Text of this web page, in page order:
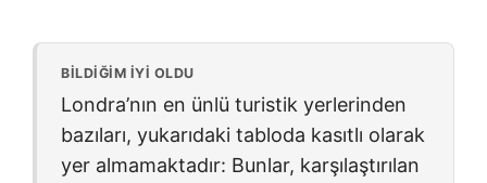
BILDIĞIM IYI OLDU
Londra’nın en ünlü turistik yerlerinden
bazıları, yukarıdaki tabloda kasıtlı olarak
yer almamaktadır: Bunlar, karşılaştırılan